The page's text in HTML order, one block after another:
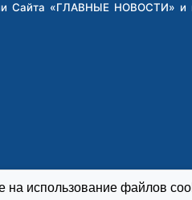
Сайта «ГЛАВНЫЕ НОВОСТИ» и
использование файлов